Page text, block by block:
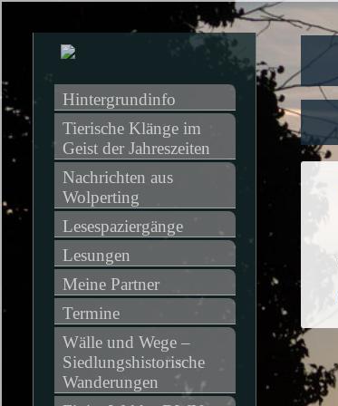
Hintergrundinfo
Tierische Klänge im
Geist der Jahreszeiten
Nachrichten aus
Wolperting
Lesespaziergänge
Lesungen
Meine Partner
Termine
Wälle und Wege –
Siedlungshistorische
Wanderungen